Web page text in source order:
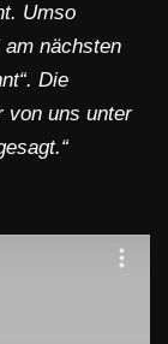
Umso
nächsten
Die
von uns unter